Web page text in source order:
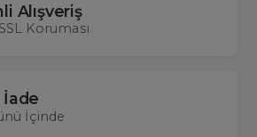
Alışveriş
Koruması
İade
İçinde